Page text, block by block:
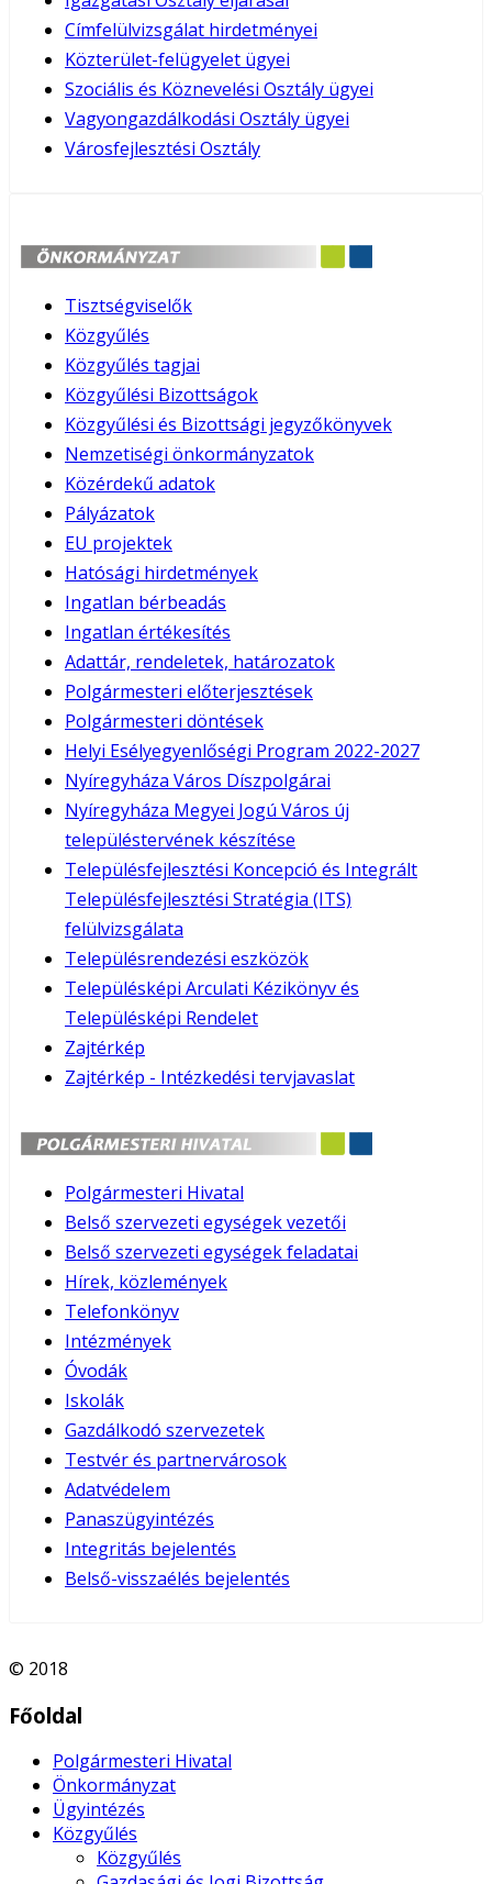
Címfelülvizsgálat hirdetményei
Közterület-felügyelet ügyei
Szociális és Köznevelési Osztály ügyei
Vagyongazdálkodási Osztály ügyei
Városfejlesztési Osztály
Tisztségviselők
Közgyűlés
Közgyűlés tagjai
Közgyűlési Bizottságok
Közgyűlési és Bizottsági jegyzőkönyvek
Nemzetiségi önkormányzatok
Közérdekű adatok
Pályázatok
EU projektek
Hatósági hirdetmények
Ingatlan bérbeadás
Ingatlan értékesítés
Adattár, rendeletek, határozatok
Polgármesteri előterjesztések
Polgármesteri döntések
Helyi Esélyegyenlőségi Program 2022-2027
Nyíregyháza Város Díszpolgárai
Nyíregyháza Megyei Jogú Város új
településtervének készítése
Településfejlesztési Koncepció és Integrált
Településfejlesztési Stratégia (ITS)
felülvizsgálata
Településrendezési eszközök
Településképi Arculati Kézikönyv és
Településképi Rendelet
Zajtérkép
Zajtérkép - Intézkedési tervjavaslat
Polgármesteri Hivatal
Belső szervezeti egységek vezetői
Belső szervezeti egységek feladatai
Hírek, közlemények
Telefonkönyv
Intézmények
Óvodák
Iskolák
Gazdálkodó szervezetek
Testvér és partnervárosok
Adatvédelem
Panaszügyintézés
Integritás bejelentés
Belső-visszaélés bejelentés
© 2018
Főoldal
Polgármesteri Hivatal
Önkormányzat
Ügyintézés
Közgyűlés
Közgyűlés